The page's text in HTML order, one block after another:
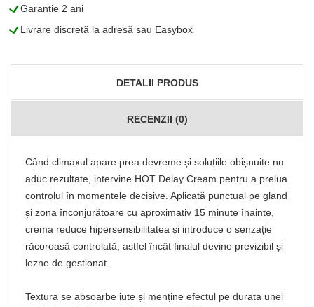
LGaranție 2 ani
LLivrare discretă la adresă sau Easybox
DETALII PRODUS
RECENZII (0)
Când climaxul apare prea devreme și soluțiile obișnuite nu
aduc rezultate, intervine HOT Delay Cream pentru a prelua
controlul în momentele decisive. Aplicată punctual pe gland
și zona înconjurătoare cu aproximativ 15 minute înainte,
crema reduce hipersensibilitatea și introduce o senzație
răcoroasă controlată, astfel încât finalul devine previzibil și
lezne de gestionat.
Textura se absoarbe iute și menține efectul pe durata unei